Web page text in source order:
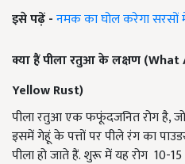
इसे पढ़ें -नमक का घोल करेगा सरसों
क्या हैं पीला रतुआ के लक्षण (What
Yellow Rust)
पीला रतुआ एक फफूंदजनित रोग है, जो
इसमें गेहूं के पत्तों पर पीले रंग का
पीला हो जाते हैं. शुरू में यह रोग 10-